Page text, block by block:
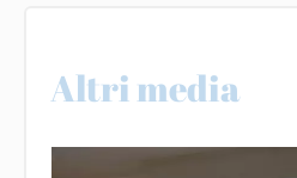
Altri media